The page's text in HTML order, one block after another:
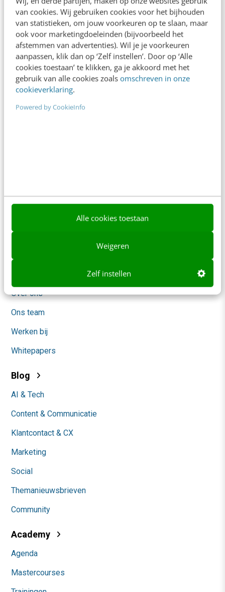
van cookies. Wij gebruiken cookies voor het bijhouden
van statistieken, om jouw voorkeuren op te slaan, maar
ook voor marketingdoeleinden (bijvoorbeeld het
afstemmen van advertenties). Wil je je voorkeuren
aanpassen, klik dan op ‘Zelf instellen’. Door op ‘Alle
cookies toestaan’ te klikken, ga je akkoord met het
gebruik van alle cookies zoals omschreven in onze
cookieverklaring.
Powered by CookieInfo
Alle cookies toestaan
Weigeren
Zelf instellen
direct.
Meer weten
Contact Redactie
Adverteren
Over ons
Ons team
Werken bij
Whitepapers
Blog
AI & Tech
Content & Communicatie
Klantcontact & CX
Marketing
Social
Themanieuwsbrieven
Community
Academy
Agenda
Mastercourses